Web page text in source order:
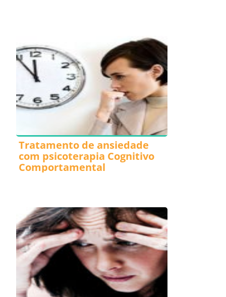
Tratamento de ansiedade
com psicoterapia Cognitivo
Comportamental